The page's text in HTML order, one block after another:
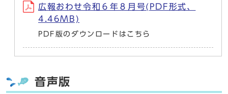
広報おわせ令和６年８月号(PDF形式、
4.46MB)
PDF版のダウンロードはこちら
音声版